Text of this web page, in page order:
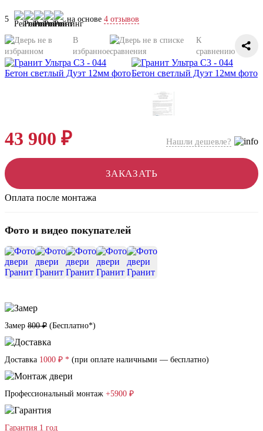
5 на основе 4 отзывов
В
избранное
К
сравнению
43 900 ₽ Нашли дешевле?
ЗАКАЗАТЬ
Оплата после монтажа
Фото и видео покупателей
Замер 800 ₽ (Бесплатно*)
Доставка 1000 ₽ * (при оплате наличными — бесплатно)
Профессиональный монтаж +5900 ₽
Гарантия 1 год